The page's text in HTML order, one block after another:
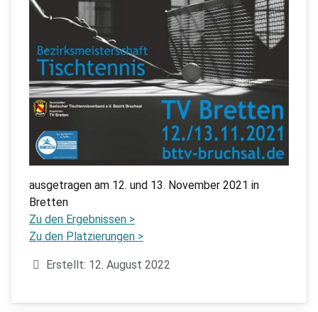
ausgetragen am 12. und 13. November 2021 in
Bretten
Zu den Ergebnissen >
Zu den Platzierungen >
DetailsErstellt: 12. August 2022